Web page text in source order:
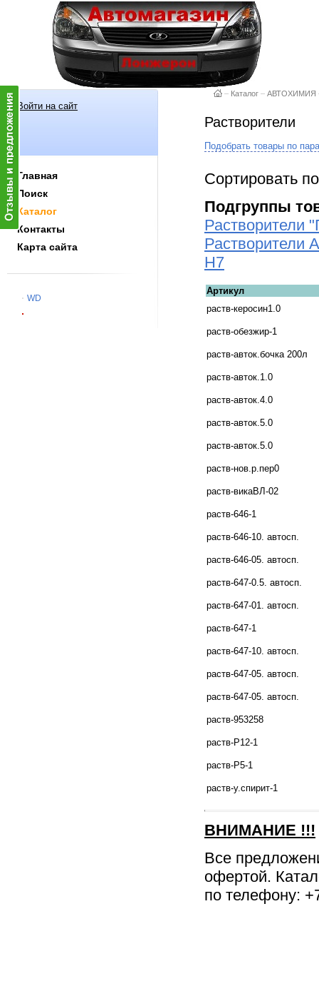
Войти на сайт
Главная
Поиск
Каталог
Контакты
Карта сайта
WD
– Каталог – АВТОХИМИЯ
Растворители
Подобрать товары по
Сортировать
Подгруппы
Растворители
Растворители
H7
Артикул
раств-керосин1.0
раств-обезжир-1
раств-авток.бочка 200л
раств-авток.1.0
раств-авток.4.0
раств-авток.5.0
раств-авток.5.0
раств-нов.р.пер0
раств-викаВЛ-02
раств-646-1
раств-646-10. автосп.
раств-646-05. автосп.
раств-647-0.5. автосп.
раств-647-01. автосп.
раств-647-1
раств-647-10. автосп.
раств-647-05. автосп.
раств-647-05. автосп.
раств-953258
раств-Р12-1
раств-Р5-1
раств-у.спирит-1
ВНИМАНИЕ !!!
Все
офертой.
по телефону: